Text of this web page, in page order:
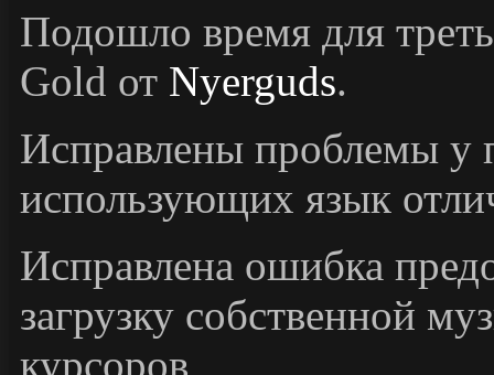
Подошло время для
Gold от Nyerguds.
Исправлены проблемы у
использующих язык
Исправлена ошибка
загрузку собственной
курсоров